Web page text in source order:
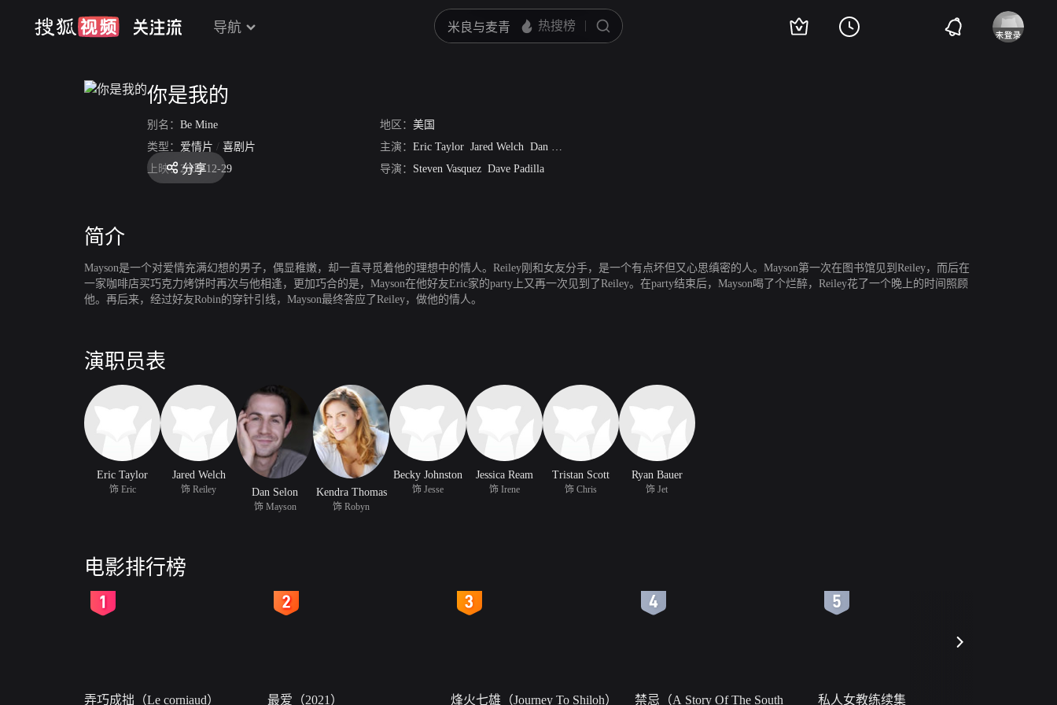
导航
你是我的
别名： Be Mine 地区： 美国
类型： 爱情片 / 喜剧片 主演： Eric Taylor Jared Welch Dan Selon
上映： 2009-12-29 导演： Steven Vasquez Dave Padilla
分享
简介
Mayson是一个对爱情充满幻想的男子，偶显稚嫩，却一直寻觅着他的理想中的情人。Reiley刚和女友分手，是一个有点坏但又心思缜密的人。Mayson第一次在图书馆见到Reiley，而后在
一家咖啡店买巧克力烤饼时再次与他相逢，更加巧合的是，Mayson在他好友Eric家的party上又再一次见到了Reiley。在party结束后，Mayson喝了个烂醉，Reiley花了一个晚上的时间照顾
他。再后来，经过好友Robin的穿针引线，Mayson最终答应了Reiley，做他的情人。
演职员表
Eric Taylor
饰 Eric
Jared Welch
饰 Reiley Dan Selon
饰 Mayson
Kendra Thomas
饰 Robyn
Becky Johnston
饰 Jesse
Jessica Ream
饰 Irene
Tristan Scott
饰 Chris
Ryan Bauer
饰 Jet
电影排行榜
弄巧成拙（Le corniaud） 最爱（2021） 烽火七雄（Journey To Shiloh） 禁忌（A Story Of The South 私人女教练续集